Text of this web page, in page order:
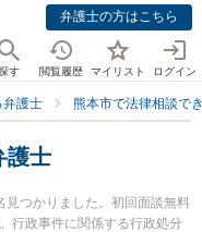
弁護士の方はこちら
す 閲覧履歴 マイリスト ログイン
弁護士 熊本市で法律相談で
護士
つかりました。初回面談無料
行政事件に関係する行政処分